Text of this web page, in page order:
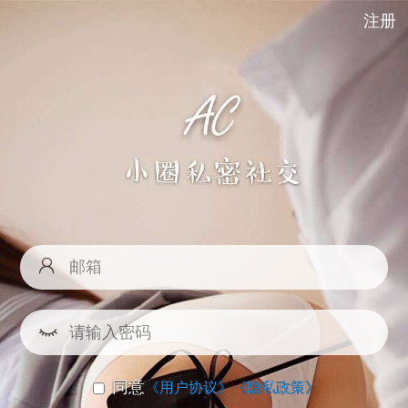
注册
同意《用户协议》《隐私政策》